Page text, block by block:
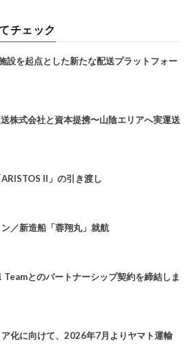
チェック
を起点とした新たな配送プラットフォー
株式会社と資本提携〜山陰エリアへ実運送
II」の引き渡し
／新造船「蓉翔丸」就航
Teamとのパートナーシップ契約を締結しま
ア化に向けて、2026年7月よりヤマト運輸